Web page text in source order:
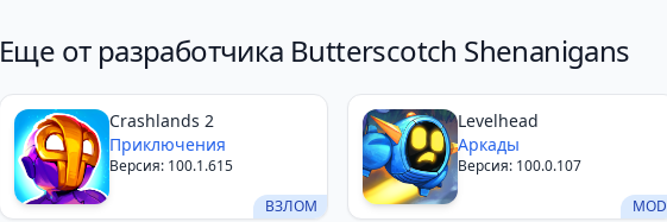
Еще от разработчика Butterscotch Shenanigans
ВЗЛОМ
Crashlands 2
Приключения
Версия: 100.1.615
MOD
Levelhead
Аркады
Версия: 100.0.107